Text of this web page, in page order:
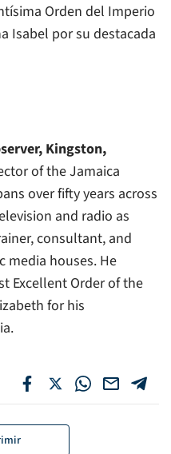
Orden del Imperio
Isabel por su destacada
, Kingston,
of the Jamaica
over fifty years across
and radio as
consultant, and
media houses. He
Excellent Order of the
for his